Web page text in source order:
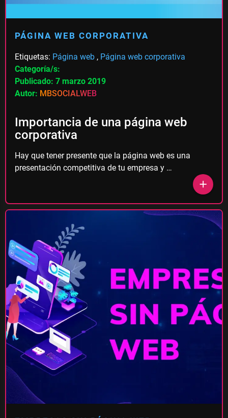
PÁGINA WEB CORPORATIVA
Etiquetas: Página web, Página web corporativa
Categoría/s:
Publicado: 7 marzo 2019
Autor: MBSOCIALWEB
Importancia de una página web
corporativa
Hay que tener presente que la página web es una
presentación competitiva de tu empresa y …
add